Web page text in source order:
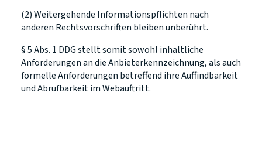
(2) Weitergehende Informationspflichten nach
anderen Rechtsvorschriften bleiben unberührt.
§ 5 Abs. 1 DDG stellt somit sowohl inhaltliche
Anforderungen an die Anbieterkennzeichnung, als auch
formelle Anforderungen betreffend ihre Auffindbarkeit
und Abrufbarkeit im Webauftritt.